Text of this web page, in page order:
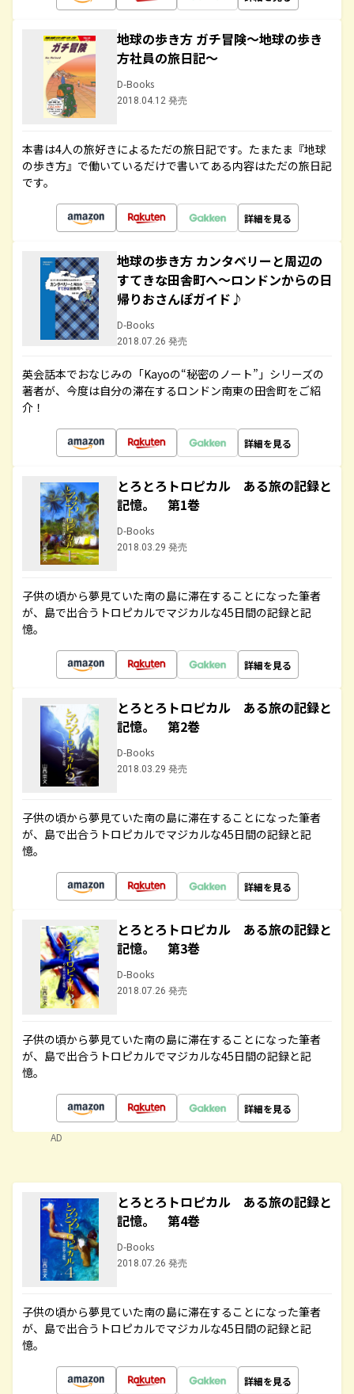
地球の歩き方 ガチ冒険～地球の歩き
方社員の旅日記～
D-Books
2018.04.12 発売
本書は4人の旅好きによるただの旅日記です。たまたま『地球
の歩き方』で働いているだけで書いてある内容はただの旅日記
です。
詳細を見る
地球の歩き方 カンタベリーと周辺の
すてきな田舎町へ～ロンドンからの日
帰りおさんぽガイド♪
D-Books
2018.07.26 発売
英会話本でおなじみの「Kayoの“秘密のノート”」シリーズの
著者が、今度は自分の滞在するロンドン南東の田舎町をご紹
介！
詳細を見る
とろとろトロピカル ある旅の記録と
記憶。 第1巻
D-Books
2018.03.29 発売
子供の頃から夢見ていた南の島に滞在することになった筆者
が、島で出合うトロピカルでマジカルな45日間の記録と記
憶。
詳細を見る
とろとろトロピカル ある旅の記録と
記憶。 第2巻
D-Books
2018.03.29 発売
子供の頃から夢見ていた南の島に滞在することになった筆者
が、島で出合うトロピカルでマジカルな45日間の記録と記
憶。
詳細を見る
とろとろトロピカル ある旅の記録と
記憶。 第3巻
D-Books
2018.07.26 発売
子供の頃から夢見ていた南の島に滞在することになった筆者
が、島で出合うトロピカルでマジカルな45日間の記録と記
憶。
詳細を見る
AD
とろとろトロピカル ある旅の記録と
記憶。 第4巻
D-Books
2018.07.26 発売
子供の頃から夢見ていた南の島に滞在することになった筆者
が、島で出合うトロピカルでマジカルな45日間の記録と記
憶。
詳細を見る